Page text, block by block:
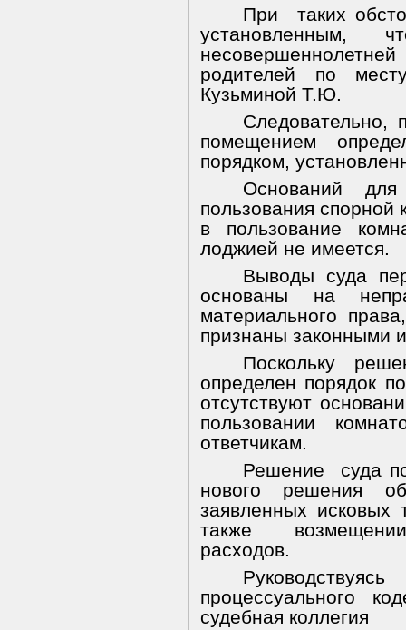
При
таких
установленным,
родителей по
Кузьминой Т.Ю.
Следовательно,
помещением
порядком,
Оснований
пользования спорной
в пользование
лоджией не имеется.
Выводы суда
основаны на
материального
признаны законными
Поскольку
определен порядок
отсутствуют
пользовании
ответчикам.
Решение
суда
нового решения
заявленных
также
расходов.
процессуального
судебная коллегия